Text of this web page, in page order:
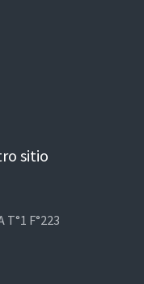
sitio
T°1 F°223